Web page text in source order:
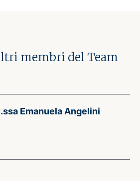
membri del Team
Emanuela Angelini